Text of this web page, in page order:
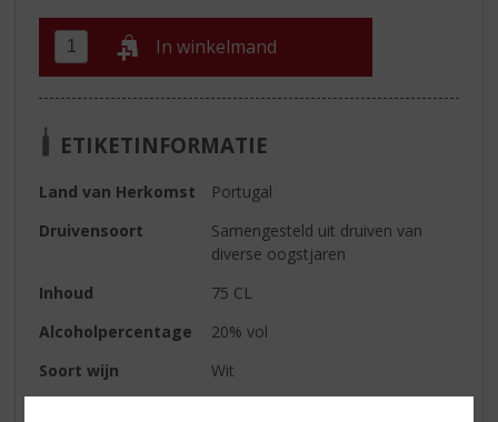
In winkelmand
ETIKETINFORMATIE
Land van Herkomst
Portugal
Druivensoort
Samengesteld uit druiven van
diverse oogstjaren
Inhoud
75 CL
Alcoholpercentage
20% vol
Soort wijn
Wit